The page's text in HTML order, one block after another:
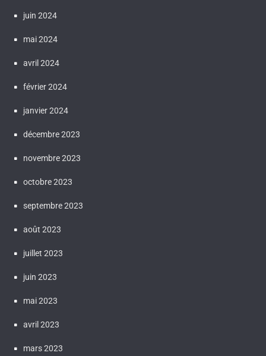
juin 2024
mai 2024
avril 2024
février 2024
janvier 2024
décembre 2023
novembre 2023
octobre 2023
septembre 2023
août 2023
juillet 2023
juin 2023
mai 2023
avril 2023
mars 2023